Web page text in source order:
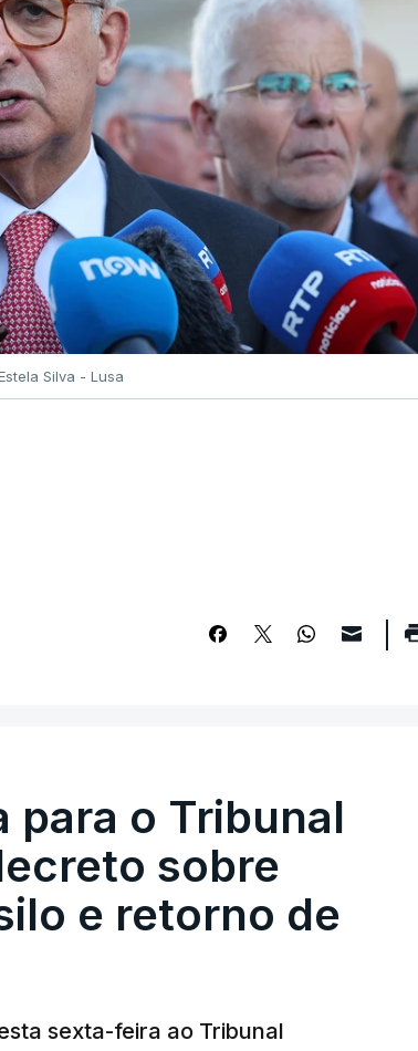
Silva - Lusa
para o Tribunal
sobre
e retorno de
sexta-feira ao Tribunal